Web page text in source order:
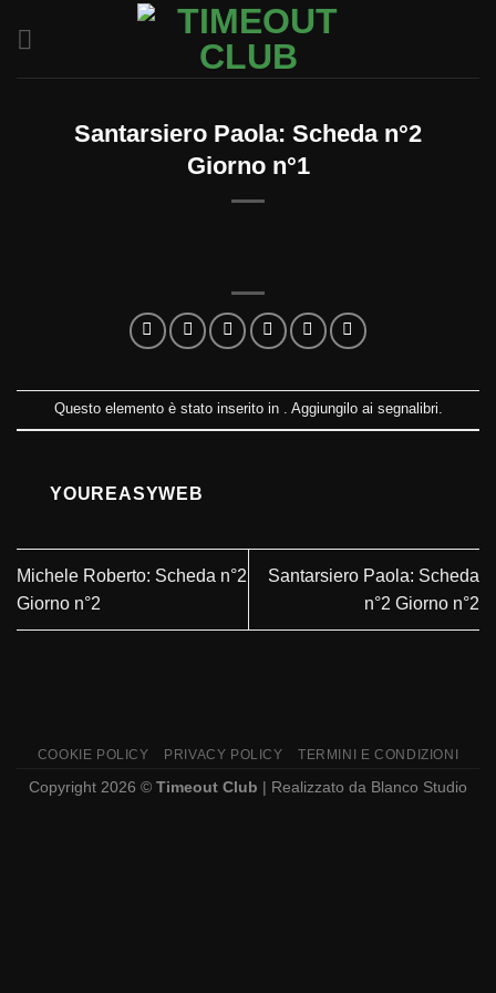
Santarsiero Paola: Scheda n°2
Giorno n°1
Questo elemento è stato inserito in . Aggiungilo ai segnalibri.
YOUREASYWEB
Michele Roberto: Scheda n°2
Giorno n°2
Santarsiero Paola: Scheda
n°2 Giorno n°2
COOKIE POLICY PRIVACY POLICY TERMINI E CONDIZIONI
Copyright 2026 © Timeout Club | Realizzato da Blanco Studio